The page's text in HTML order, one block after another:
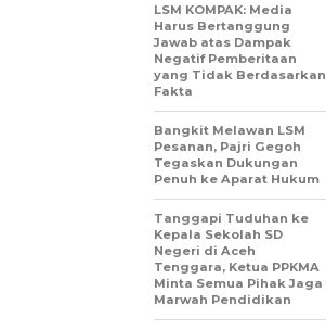
LSM KOMPAK: Media
Harus Bertanggung
Jawab atas Dampak
Negatif Pemberitaan
yang Tidak Berdasarkan
Fakta
Bangkit Melawan LSM
Pesanan, Pajri Gegoh
Tegaskan Dukungan
Penuh ke Aparat Hukum
Tanggapi Tuduhan ke
Kepala Sekolah SD
Negeri di Aceh
Tenggara, Ketua PPKMA
Minta Semua Pihak Jaga
Marwah Pendidikan